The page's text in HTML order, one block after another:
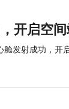
开启空
舱发射成功，开